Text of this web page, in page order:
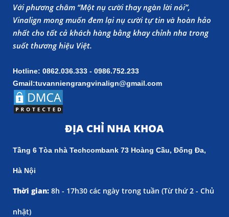
Với phương châm “Một nụ cười thay ngàn lời nói”,
Vinalign mong muốn đem lại nụ cười tự tin và hoàn hảo
nhất cho tất cả khách hàng bằng khay chỉnh nha trong
suốt thương hiệu Việt.
Hotline: 0862.036.333 - 0986.752.233
Gmail:tuvanniengrangvinalign@gmail.com
ĐỊA CHỈ NHA KHOA
Tầng 6 Tòa nhà Techcombank 73 Hoàng Cầu, Đống Đa,
Hà Nội
Thời gian: 8h - 17h30 các ngày trong tuần (Từ thứ 2 - Chủ
nhật)